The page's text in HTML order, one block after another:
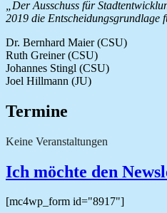
„Der Ausschuss für
2019 die
Dr. Bernhard Maier (CSU)
Ruth Greiner (CSU)
Johannes Stingl (CSU)
Joel Hillmann (JU)
Termine
Keine Veranstaltungen
Ich möchte den
[mc4wp_form id="8917"]